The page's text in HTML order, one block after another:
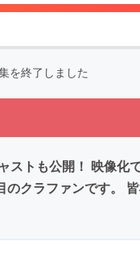
を終了しました
トも公開！ 映像化
クラファンです。